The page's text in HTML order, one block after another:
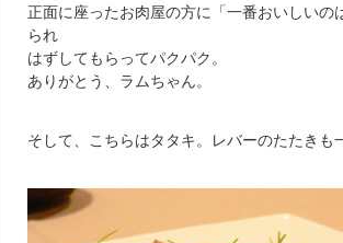
正面に座ったお肉屋の方に「一番おいしいの
られ
はずしてもらってパクパク。
ありがとう、ラムちゃん。
そして、こちらはタタキ。レバーのたたきも